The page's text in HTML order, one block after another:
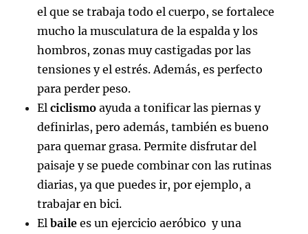
el que se trabaja todo el cuerpo, se fortalece
mucho la musculatura de la espalda y los
hombros, zonas muy castigadas por las
tensiones y el estrés. Además, es perfecto
para perder peso.
Elciclismo ayuda a tonificar las piernas y
definirlas, pero además, también es bueno
para quemar grasa. Permite disfrutar del
paisaje y se puede combinar con las rutinas
diarias, ya que puedes ir, por ejemplo, a
trabajar en bici.
Elbaile es un ejercicio aeróbico y una